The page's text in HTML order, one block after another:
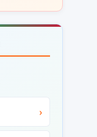
›